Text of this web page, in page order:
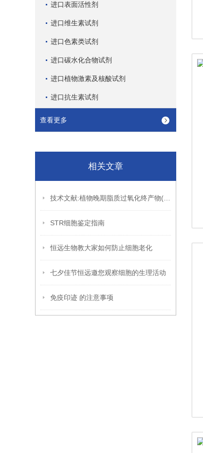
进口表面活性剂
进口维生素试剂
进口色素类试剂
进口碳水化合物试剂
进口植物激素及核酸试剂
进口抗生素试剂
查看更多
相关文章
STR细胞鉴定指南
恒远生物教大家如何防止细胞老化
七夕佳节恒远邀您观察细胞的生理活动
免疫印迹 的注意事项